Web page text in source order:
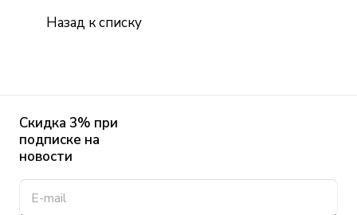
Назад к списку
Скидка 3% при
подписке на
новости